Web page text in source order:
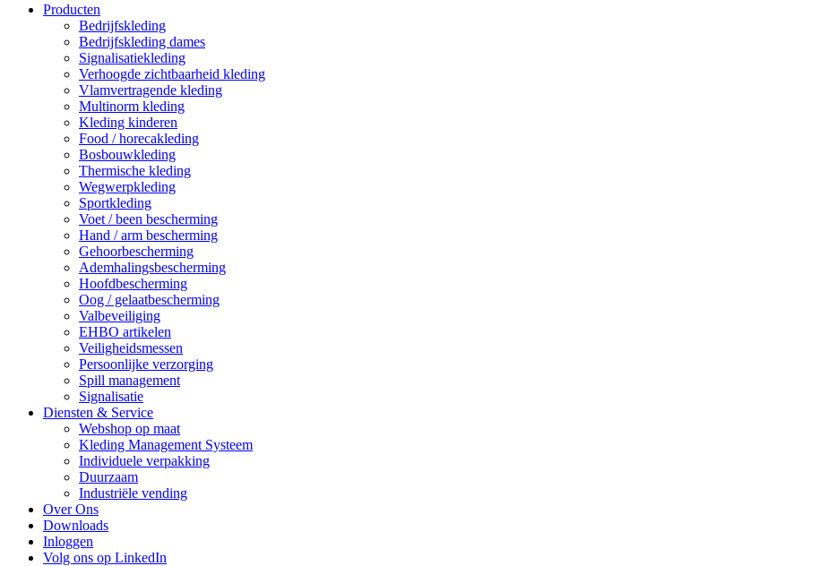
Producten
Bedrijfskleding
Bedrijfskleding dames
Signalisatiekleding
Verhoogde zichtbaarheid kleding
Vlamvertragende kleding
Multinorm kleding
Kleding kinderen
Food / horecakleding
Bosbouwkleding
Thermische kleding
Wegwerpkleding
Sportkleding
Voet / been bescherming
Hand / arm bescherming
Gehoorbescherming
Ademhalingsbescherming
Hoofdbescherming
Oog / gelaatbescherming
Valbeveiliging
EHBO artikelen
Veiligheidsmessen
Persoonlijke verzorging
Spill management
Signalisatie
Diensten & Service
Webshop op maat
Kleding Management Systeem
Individuele verpakking
Duurzaam
Industriële vending
Over Ons
Downloads
Inloggen
Volg ons op LinkedIn